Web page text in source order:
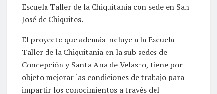
Escuela Taller de la Chiquitania con sede en San
José de Chiquitos.
El proyecto que además incluye a la Escuela
Taller de la Chiquitania en la sub sedes de
Concepción y Santa Ana de Velasco, tiene por
objeto mejorar las condiciones de trabajo para
impartir los conocimientos a través del